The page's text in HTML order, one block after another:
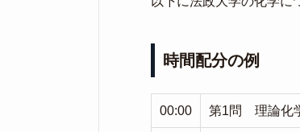
時間配分の例
00:00 第1問 理論化